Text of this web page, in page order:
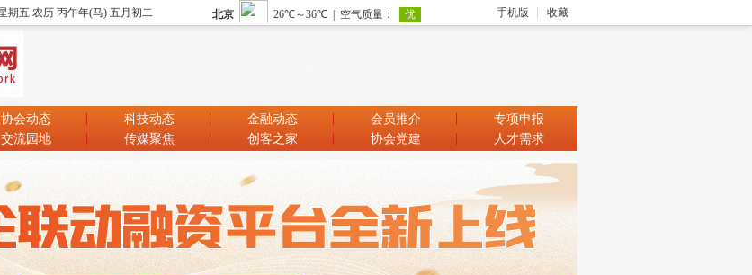
收藏
手机版
期五 农历 丙午年(马) 五月初二
协会动态 科技动态 金融动态 会员推介
专项申报
交流园地 传媒聚焦 创客之家 协会党建 人才需求